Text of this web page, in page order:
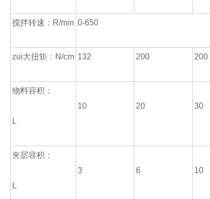
搅拌转速：R/min 0-650
zui大扭矩：N/cm 132 200 200
物料容积：
L
10 20 30
夹层容积：
L
3 6 10